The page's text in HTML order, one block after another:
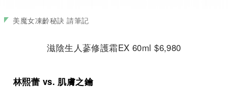
美魔女凍齡秘訣 請筆記
滋陰生人蔘修護霜EX 60ml $6,980
林熙蕾 vs. 肌膚之鑰